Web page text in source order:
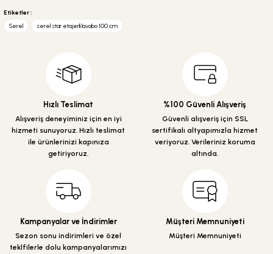
yetersiz gördüğünüz noktaları öneri formunu kullanarak tarafımıza
Görüş ve önerileriniz için teşekkür ederiz.
Ürün resmi kalitesiz, bozuk veya görüntülenemiyor.
Ürün açıklamasında eksik bilgiler bulunuyor.
Ürün fiyatı diğer sitelerden daha pahalı.
Bu ürüne benzer farklı alternatifler olmalı.
Etiketler :
Serel
serel star etajerli lavabo 100 cm
Hızlı Teslimat
Alışveriş deneyiminiz için en iyi
hizmeti sunuyoruz. Hızlı teslimat
ile ürünlerinizi kapınıza
getiriyoruz.
%100 Güvenli Alışveriş
Güvenli alışveriş için SSL
sertifikalı altyapımızla hizmet
veriyoruz. Verileriniz koruma
altında.
Kampanyalar ve İndirimler
Sezon sonu indirimleri ve özel
teklfilerle dolu kampanyalarımızı
Müşteri Memnuniyeti
Müşteri Memnuniyeti